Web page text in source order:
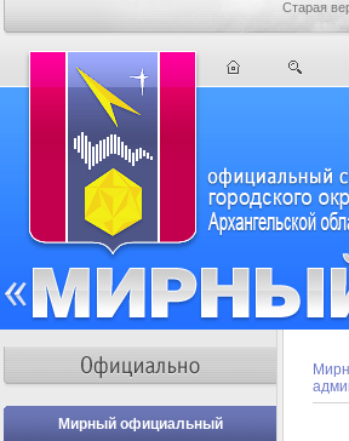
Старая
Мирный официальный